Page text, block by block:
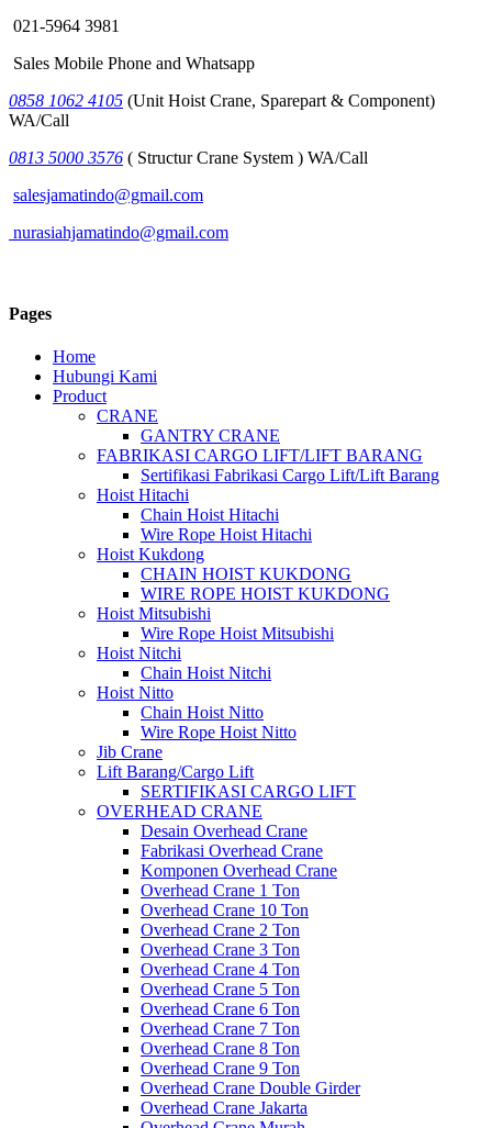
021-5964 3981
Sales Mobile Phone and Whatsapp
0858 1062 4105 (Unit Hoist Crane, Sparepart & Component)
WA/Call
0813 5000 3576 ( Structur Crane System ) WA/Call
salesjamatindo@gmail.com
nurasiahjamatindo@gmail.com
Pages
Home
Hubungi Kami
Product
CRANE
GANTRY CRANE
FABRIKASI CARGO LIFT/LIFT BARANG
Sertifikasi Fabrikasi Cargo Lift/Lift Barang
Hoist Hitachi
Chain Hoist Hitachi
Wire Rope Hoist Hitachi
Hoist Kukdong
CHAIN HOIST KUKDONG
WIRE ROPE HOIST KUKDONG
Hoist Mitsubishi
Wire Rope Hoist Mitsubishi
Hoist Nitchi
Chain Hoist Nitchi
Hoist Nitto
Chain Hoist Nitto
Wire Rope Hoist Nitto
Jib Crane
Lift Barang/Cargo Lift
SERTIFIKASI CARGO LIFT
OVERHEAD CRANE
Desain Overhead Crane
Fabrikasi Overhead Crane
Komponen Overhead Crane
Overhead Crane 1 Ton
Overhead Crane 10 Ton
Overhead Crane 2 Ton
Overhead Crane 3 Ton
Overhead Crane 4 Ton
Overhead Crane 5 Ton
Overhead Crane 6 Ton
Overhead Crane 7 Ton
Overhead Crane 8 Ton
Overhead Crane 9 Ton
Overhead Crane Double Girder
Overhead Crane Jakarta